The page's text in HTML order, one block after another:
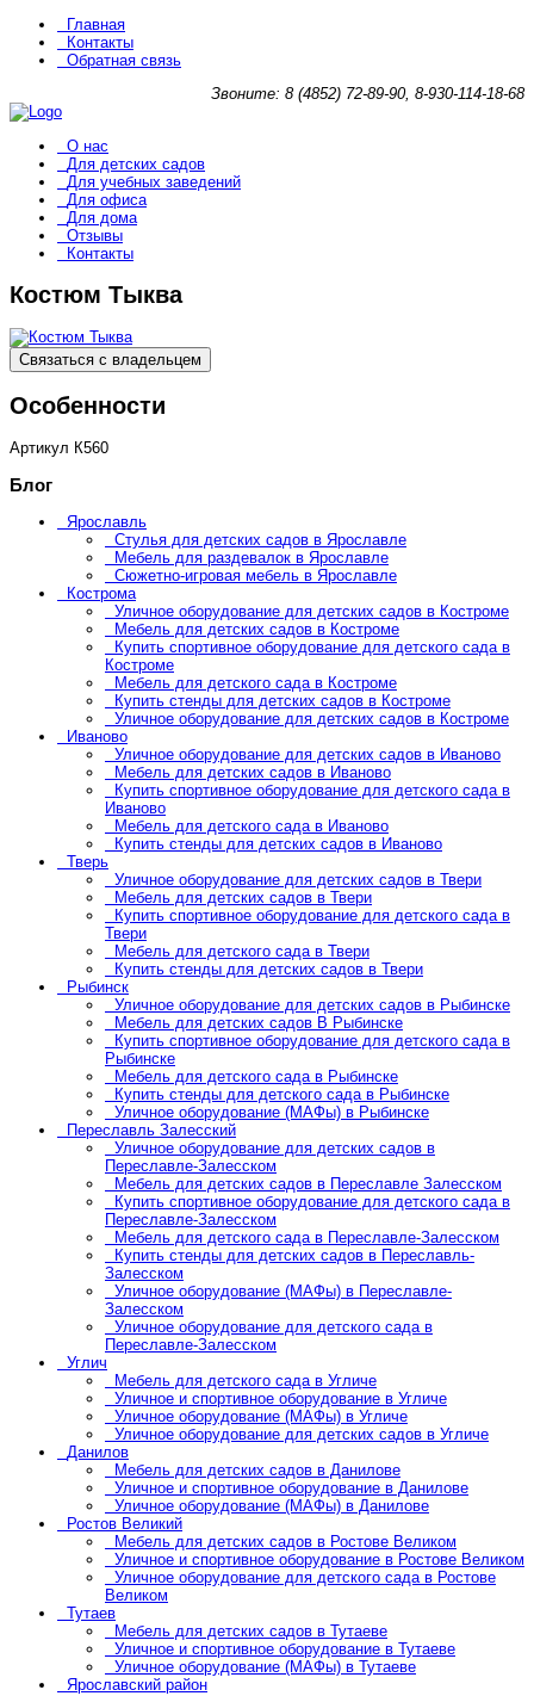
Главная
Контакты
Обратная связь
Звоните: 8 (4852) 72-89-90, 8-930-114-18-68
О нас
Для детских садов
Для учебных заведений
Для офиса
Для дома
Отзывы
Контакты
Костюм Тыква
Связаться с владельцем
Особенности
Артикул К560
Блог
Ярославль
Стулья для детских садов в Ярославле
Мебель для раздевалок в Ярославле
Сюжетно-игровая мебель в Ярославле
Кострома
Уличное оборудование для детских садов в Костроме
Мебель для детских садов в Костроме
Купить спортивное оборудование для детского сада в
Костроме
Мебель для детского сада в Костроме
Купить стенды для детских садов в Костроме
Уличное оборудование для детских садов в Костроме
Иваново
Уличное оборудование для детских садов в Иваново
Мебель для детских садов в Иваново
Купить спортивное оборудование для детского сада в
Иваново
Мебель для детского сада в Иваново
Купить стенды для детских садов в Иваново
Тверь
Уличное оборудование для детских садов в Твери
Мебель для детских садов в Твери
Купить спортивное оборудование для детского сада в
Твери
Мебель для детского сада в Твери
Купить стенды для детских садов в Твери
Рыбинск
Уличное оборудование для детских садов в Рыбинске
Мебель для детских садов В Рыбинске
Купить спортивное оборудование для детского сада в
Рыбинске
Мебель для детского сада в Рыбинске
Купить стенды для детского сада в Рыбинске
Уличное оборудование (МАФы) в Рыбинске
Переславль Залесский
Уличное оборудование для детских садов в
Переславле-Залесском
Мебель для детских садов в Переславле Залесском
Купить спортивное оборудование для детского сада в
Переславле-Залесском
Мебель для детского сада в Переславле-Залесском
Купить стенды для детских садов в Переславль-
Залесском
Уличное оборудование (МАФы) в Переславле-
Залесском
Уличное оборудование для детского сада в
Переславле-Залесском
Углич
Мебель для детского сада в Угличе
Уличное и спортивное оборудование в Угличе
Уличное оборудование (МАФы) в Угличе
Уличное оборудование для детских садов в Угличе
Данилов
Мебель для детских садов в Данилове
Уличное и спортивное оборудование в Данилове
Уличное оборудование (МАФы) в Данилове
Ростов Великий
Мебель для детских садов в Ростове Великом
Уличное и спортивное оборудование в Ростове Великом
Уличное оборудование для детского сада в Ростове
Великом
Тутаев
Мебель для детских садов в Тутаеве
Уличное и спортивное оборудование в Тутаеве
Уличное оборудование (МАФы) в Тутаеве
Ярославский район